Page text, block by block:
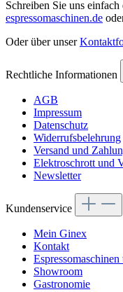
Schreiben Sie uns
espressomaschinen.de
Oder über unser
Rechtliche Informationen
AGB
Impressum
Datenschutz
Widerrufsbelehrung
Versand und
Elektroschrott und
Newsletter
Kundenservice
Mein Ginex
Kontakt
Espressomaschinen
Showroom
Gastronomie